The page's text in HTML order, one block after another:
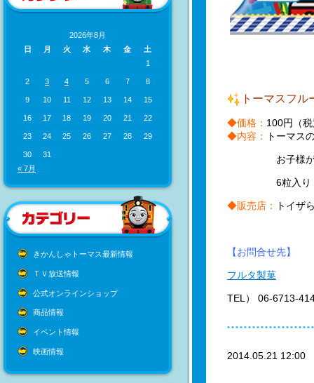
2026年8月
日
月 火 水 木 金
土
1
2 3 4 5 6 7 8
9 10 11 12 13 14 15
16 17 18 19 20 21 22
23 24 25 26 27 28 29
30
31
« 7月
きかんしゃトーマス最新情報
ＴＶ放送情報
公式オンラインショップ
商品情報
イベント情報
映画情報
トーマスフル
◆価格： 100円（
◆内容：
トーマス
お子様が好き
6粒入り
◆販売店： トイザ
【お問合せ先】
フルタ製菓
TEL） 06-6713-
2014.05.21